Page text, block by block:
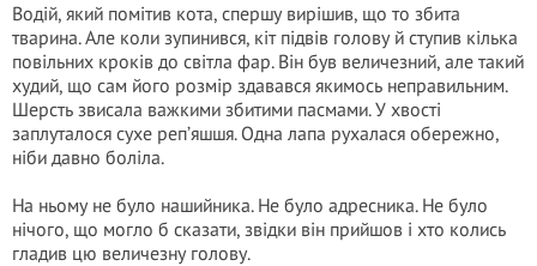
Водій, який помітив кота, спершу вирішив, що то збита
тварина. Але коли зупинився, кіт підвів голову й ступив кілька
повільних кроків до світла фар. Він був величезний, але такий
худий, що сам його розмір здавався якимось неправильним.
Шерсть звисала важкими збитими пасмами. У хвості
заплуталося сухе реп’яшшя. Одна лапа рухалася обережно,
ніби давно боліла.
На ньому не було нашийника. Не було адресника. Не було
нічого, що могло б сказати, звідки він прийшов і хто колись
гладив цю величезну голову.